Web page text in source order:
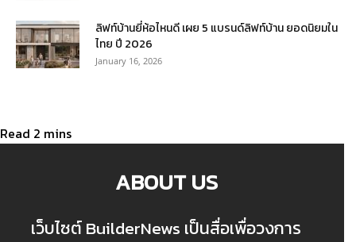
ลิฟท์บ้านยี่ห้อไหนดี เผย 5 แบรนด์ลิฟท์บ้าน ยอดนิยมใน
ไทย ปี 2026
January 16, 2026
ABOUT US
เว็บไซต์ BuilderNews เป็นสื่อเพื่อวงการ